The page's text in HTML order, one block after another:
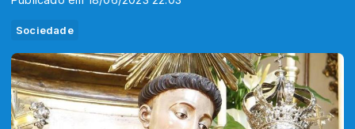
Sociedade